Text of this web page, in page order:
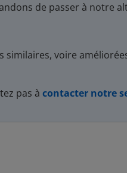
de passer à notre
voire
pas àcontacter notre